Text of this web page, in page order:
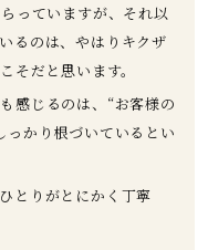
っていますが、それ以
るのは、やはりキクザ
そだと思います。
感じるのは、“お客様の
っかり根づいているとい
とりがとにかく丁寧